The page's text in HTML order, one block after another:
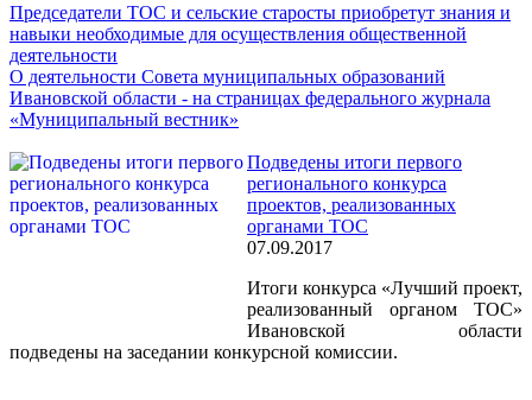
Владимир Путин
Председатели ТОС и сельские старосты приобретут знания и
навыки необходимые для осуществления общественной
деятельности
О деятельности Совета муниципальных образований
Ивановской области - на страницах федерального журнала
«Муниципальный вестник»
Подведены итоги первого
регионального конкурса
проектов, реализованных
органами ТОС
07.09.2017
Итоги конкурса «Лучший проект,
реализованный органом ТОС»
Ивановской области
подведены на заседании конкурсной комиссии.